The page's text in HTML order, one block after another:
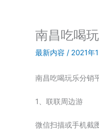
南昌吃喝
最新内容 / 2021年
南昌吃喝玩乐分销
1、联联周边游
微信扫描或手机截